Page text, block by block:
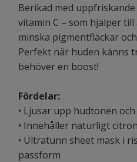
Berikad med
vitamin C – som hjälper
minska pigmentfläckar
Perfekt när huden känns
behöver en boost!
Fördelar:
• Ljusar upp hudtonen
• Innehåller naturligt
• Ultratunn sheet mask i
passform